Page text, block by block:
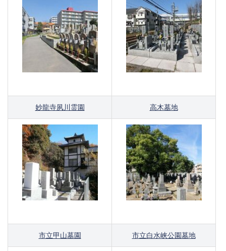
妙龍寺夙川霊園 高木墓地
市立甲山墓園 市立白水峡公園墓地